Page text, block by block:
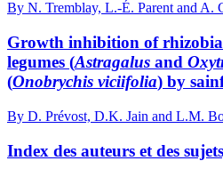
By N. Tremblay, L.-É. Parent and A.
Growth inhibition of
legumes (Astragalus and
(Onobrychis viciifolia) by
By D. Prévost, D.K. Jain and L.M.
Index des auteurs et des